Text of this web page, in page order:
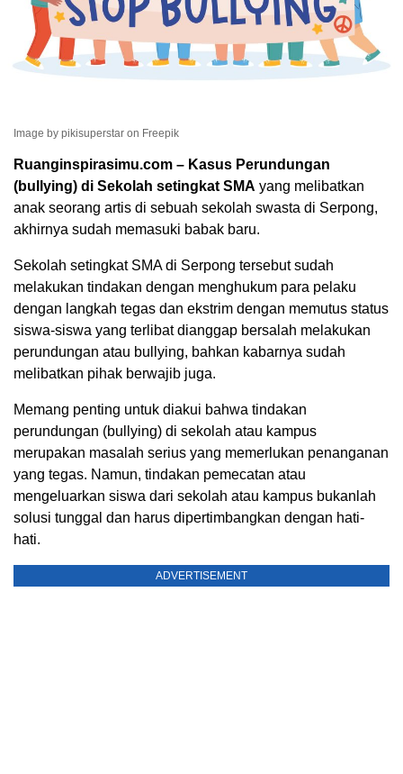
Image by pikisuperstar on Freepik
Ruanginspirasimu.com – Kasus Perundungan
(bullying) di Sekolah setingkat SMA yang melibatkan
anak seorang artis di sebuah sekolah swasta di Serpong,
akhirnya sudah memasuki babak baru.
Sekolah setingkat SMA di Serpong tersebut sudah
melakukan tindakan dengan menghukum para pelaku
dengan langkah tegas dan ekstrim dengan memutus status
siswa-siswa yang terlibat dianggap bersalah melakukan
perundungan atau bullying, bahkan kabarnya sudah
melibatkan pihak berwajib juga.
Memang penting untuk diakui bahwa tindakan
perundungan (bullying) di sekolah atau kampus
merupakan masalah serius yang memerlukan penanganan
yang tegas. Namun, tindakan pemecatan atau
mengeluarkan siswa dari sekolah atau kampus bukanlah
solusi tunggal dan harus dipertimbangkan dengan hati-
hati.
ADVERTISEMENT